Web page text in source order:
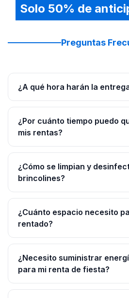
Solo 50% de
Preguntas
¿A qué hora harán la
¿Por cuánto tiempo puedo
mis rentas?
¿Cómo se limpian y
brincolines?
¿Cuánto espacio necesito
rentado?
¿Necesito suministrar
para mi renta de fiesta?